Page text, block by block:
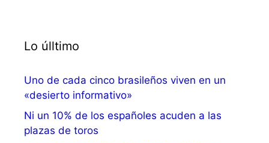
Lo úlltimo
Uno de cada cinco brasileños viven en un
«desierto informativo»
Ni un 10% de los españoles acuden a las
plazas de toros